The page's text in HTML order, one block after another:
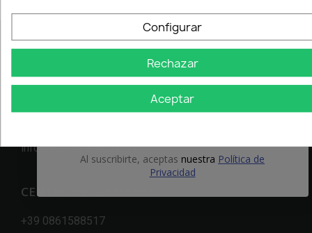
64100 Teramo
info@xenonpertutti.com
CENTRO DE LLAMADAS
+39 0861588517
Configurar
Rechazar
Aceptar
Nome
Al suscribirte, aceptas nuestra Política de
Privacidad